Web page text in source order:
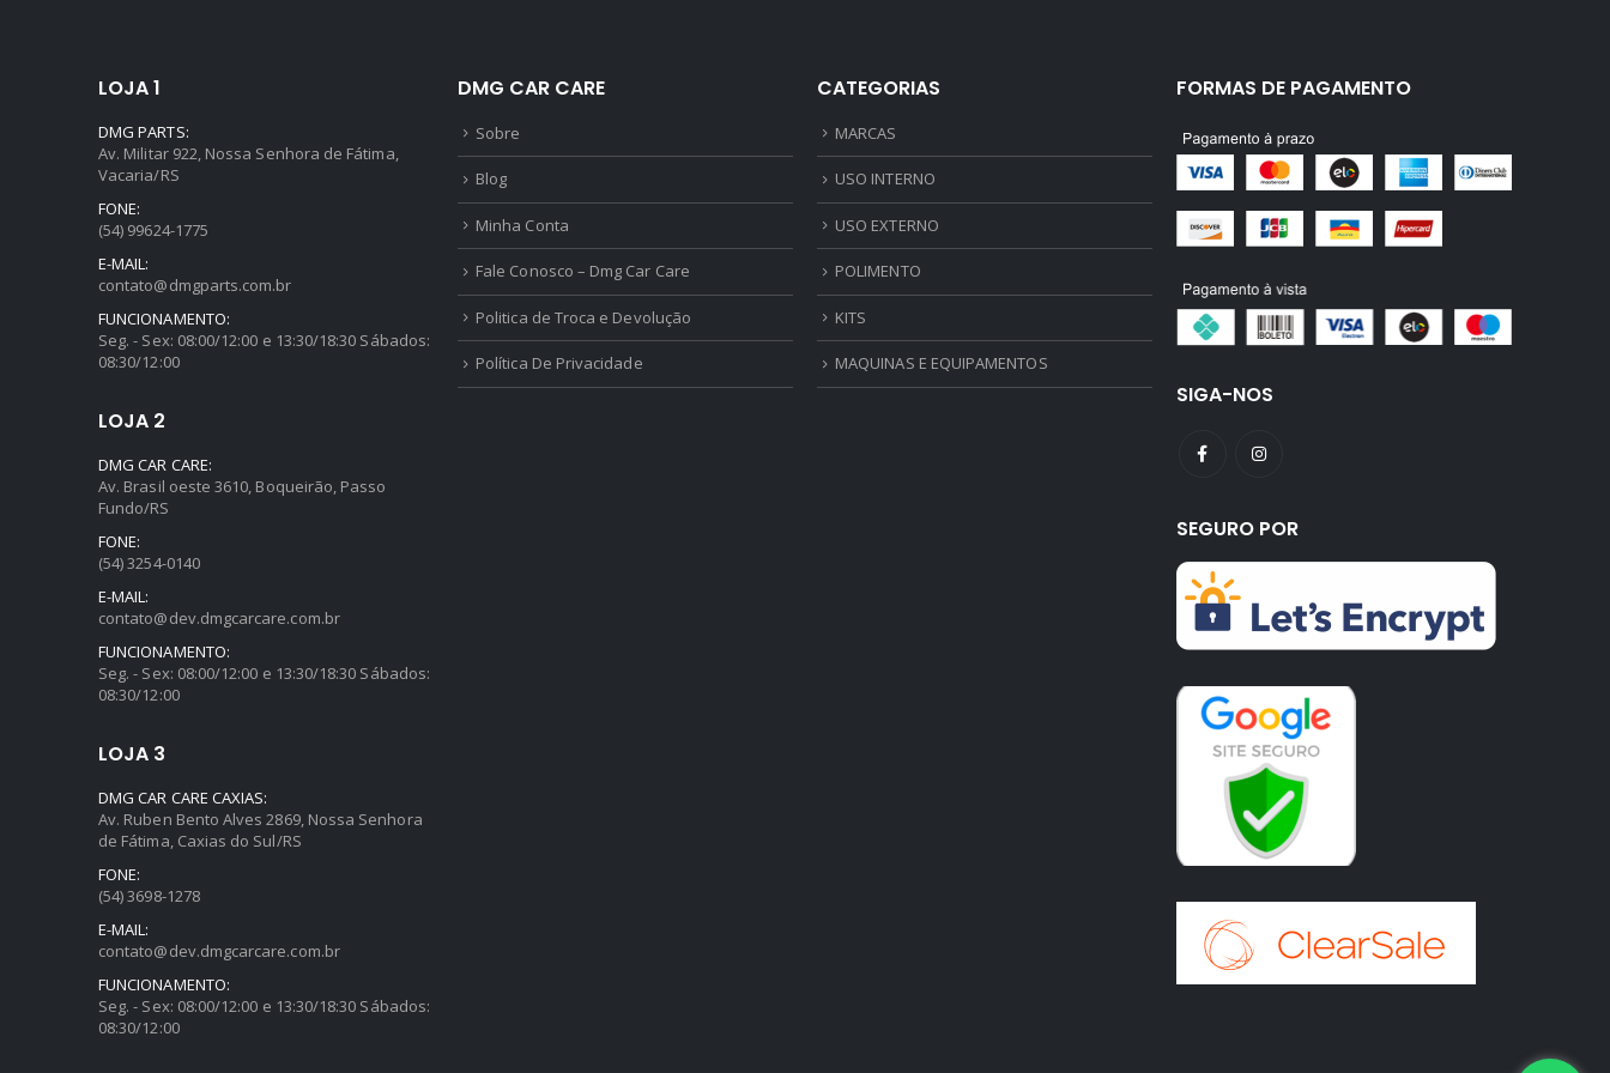
LOJA 1
DMG PARTS:
Av. Militar 922, Nossa Senhora de Fátima,
Vacaria/RS
FONE:
(54) 99624-1775
E-MAIL:
contato@dmgparts.com.br
FUNCIONAMENTO:
Seg. - Sex: 08:00/12:00 e 13:30/18:30 Sábados:
08:30/12:00
LOJA 2
DMG CAR CARE:
Av. Brasil oeste 3610, Boqueirão, Passo
Fundo/RS
FONE:
(54) 3254-0140
E-MAIL:
contato@dev.dmgcarcare.com.br
FUNCIONAMENTO:
Seg. - Sex: 08:00/12:00 e 13:30/18:30 Sábados:
08:30/12:00
LOJA 3
DMG CAR CARE CAXIAS:
Av. Ruben Bento Alves 2869, Nossa Senhora
de Fátima, Caxias do Sul/RS
FONE:
(54) 3698-1278
E-MAIL:
contato@dev.dmgcarcare.com.br
FUNCIONAMENTO:
Seg. - Sex: 08:00/12:00 e 13:30/18:30 Sábados:
08:30/12:00
DMG CAR CARE
Sobre
Blog
Minha Conta
Fale Conosco – Dmg Car Care
Politica de Troca e Devolução
Política De Privacidade
CATEGORIAS
MARCAS
USO INTERNO
USO EXTERNO
POLIMENTO
KITS
MAQUINAS E EQUIPAMENTOS
FORMAS DE PAGAMENTO
SIGA-NOS
SEGURO POR